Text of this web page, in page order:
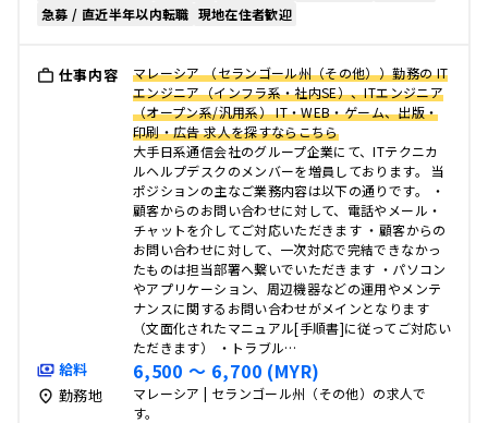
急募 / 直近半年以内転職 現地在住者歓迎
仕事内容
マレーシア （セランゴール州（その他））勤務の IT
エンジニア（インフラ系・社内SE）、ITエンジニア
（オープン系/汎用系） IT・WEB・ゲーム、出版・
印刷・広告 求人を探すならこちら
大手日系通信会社のグループ企業にて、ITテクニカ
ルヘルプデスクのメンバーを増員しております。 当
ポジションの主なご業務内容は以下の通りです。 ・
顧客からのお問い合わせに対して、電話やメール・
チャットを介してご対応いただきます ・顧客からの
お問い合わせに対して、一次対応で完結できなかっ
たものは担当部署へ繋いでいただきます ・パソコン
やアプリケーション、周辺機器などの運用やメンテ
ナンスに関するお問い合わせがメインとなります
（文面化されたマニュアル[手順書]に従ってご対応い
ただきます） ・トラブル…
給料 6,500 〜 6,700 (MYR)
勤務地
マレーシア | セランゴール州（その他）の求人で
す。